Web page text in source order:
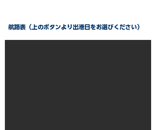
航路表（上のボタンより出港日をお選びください）